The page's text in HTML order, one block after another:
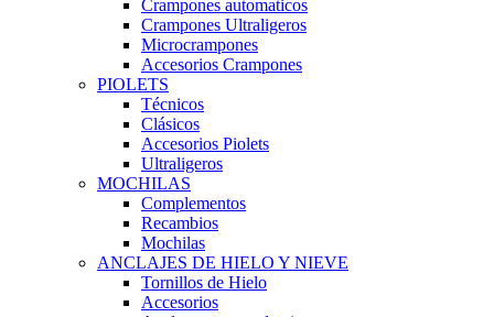
Crampones automaticos
Crampones Ultraligeros
Microcrampones
Accesorios Crampones
PIOLETS
Técnicos
Clásicos
Accesorios Piolets
Ultraligeros
MOCHILAS
Complementos
Recambios
Mochilas
ANCLAJES DE HIELO Y NIEVE
Tornillos de Hielo
Accesorios